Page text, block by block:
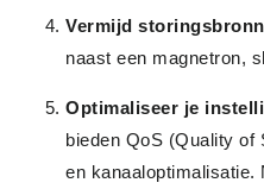
Vermijd
naast een magnetron,
Optimaliseer je
bieden QoS (Quality of
en kanaaloptimalisatie.